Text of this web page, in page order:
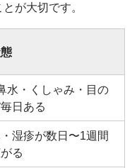
が大切です。
水・くしゃみ・目の
日ある
湿疹が数日〜1週間
る